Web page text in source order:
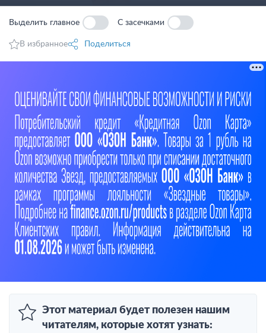
Выделить главное С засечками
В избранное Поделиться
Этот материал будет полезен нашим
читателям, которые хотят узнать: